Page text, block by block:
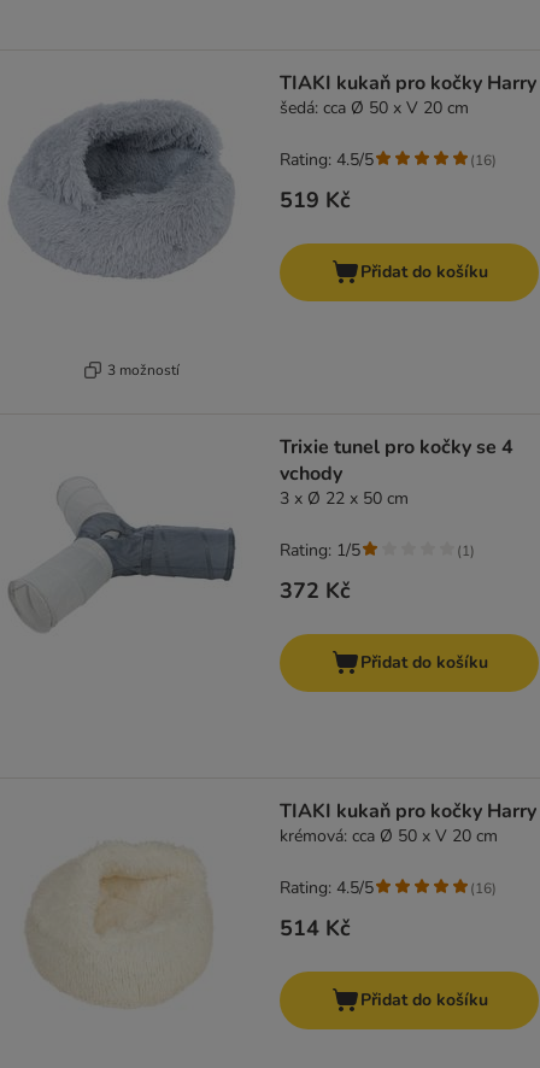
3 možností
TIAKI kukaň pro kočky Harry
šedá: cca Ø 50 x V 20 cm
519 Kč
Rating: 4.5/5 (16)
Přidat do košíku
Trixie tunel pro kočky se 4
vchody
3 x Ø 22 x 50 cm
372 Kč
Rating: 1/5 (1)
Přidat do košíku
TIAKI kukaň pro kočky Harry
krémová: cca Ø 50 x V 20 cm
514 Kč
Rating: 4.5/5 (16)
Přidat do košíku